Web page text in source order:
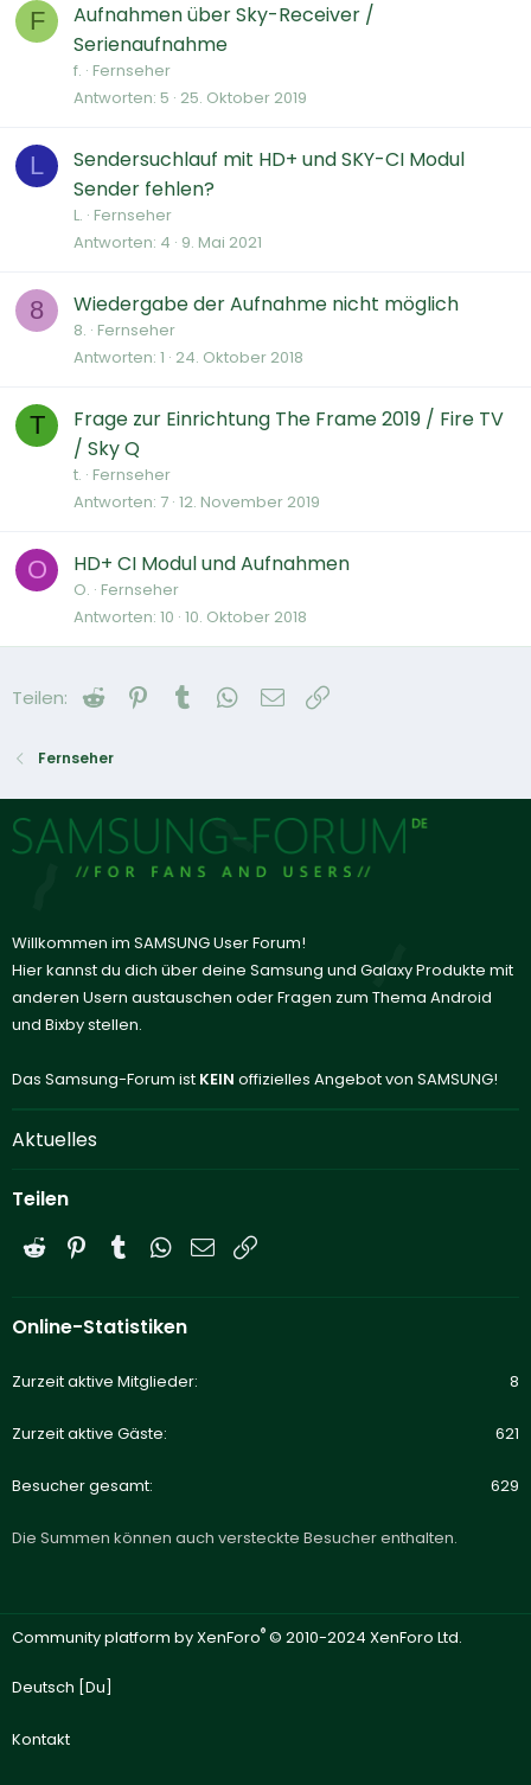
F
Aufnahmen über Sky-Receiver /
Serienaufnahme
f. Fernseher
Antworten 5 25. Oktober 2019
L
Sendersuchlauf mit HD+ und SKY-CI Modul
Sender fehlen?
L. Fernseher
Antworten 4 9. Mai 2021
8 Wiedergabe der Aufnahme nicht möglich
8. Fernseher
Antworten 1 24. Oktober 2018
T
Frage zur Einrichtung The Frame 2019 / Fire TV
/ Sky Q
t. Fernseher
Antworten 7 12. November 2019
O HD+ CI Modul und Aufnahmen
O. Fernseher
Antworten 10 10. Oktober 2018
Teilen: Reddit Pinterest
Tumblr WhatsApp
E-Mail
Fernseher
Willkommen im SAMSUNG User Forum!
Hier kannst du dich über deine Samsung und Galaxy Produkte mit
anderen Usern austauschen oder Fragen zum Thema Android
und Bixby stellen.
Das Samsung-Forum ist KEIN offizielles Angebot von SAMSUNG!
Aktuelles
Teilen
Reddit PinterestTumblrWhatsApp
E-Mail
Online-Statistiken
Zurzeit aktive Mitglieder 8
Zurzeit aktive Gäste 621
Besucher gesamt 629
Die Summen können auch versteckte Besucher enthalten.
Community platform by XenForo® © 2010-2024 XenForo Ltd.
Deutsch [Du]
Kontakt